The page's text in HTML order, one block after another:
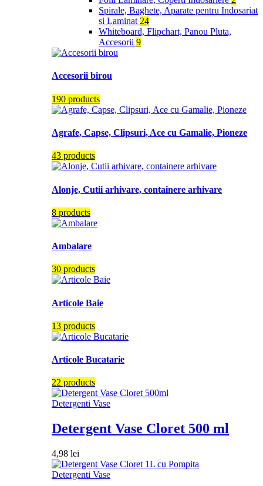
Spirale, Baghete, Aparate pentru Indosariat
si Laminat 24
Whiteboard, Flipchart, Panou Pluta,
Accesorii 9
Accesorii birou
190 products
Agrafe, Capse, Clipsuri, Ace cu Gamalie, Pioneze
43 products
Alonje, Cutii arhivare, containere arhivare
8 products
Ambalare
30 products
Articole Baie
13 products
Articole Bucatarie
22 products
Detergenti Vase
Detergent Vase Cloret 500 ml
4,98 lei
Detergenti Vase